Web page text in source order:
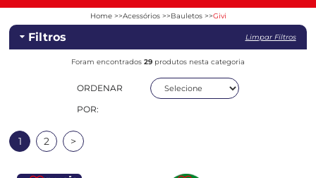
Home Acessórios Bauletos Givi
Filtros Limpar Filtros
Foram encontrados 29 produtos nesta categoria
ORDENAR
POR:
1 2 >